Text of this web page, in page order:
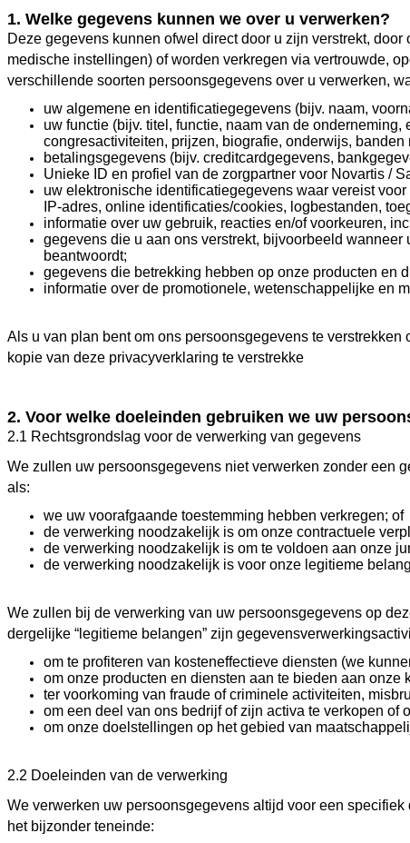
1. Welke gegevens kunnen we over u verwerken?
Deze gegevens kunnen ofwel direct door u zijn verstrekt,
medische instellingen) of worden verkregen via vertrouwde,
verschillende soorten persoonsgegevens over u verwerken,
uw algemene en identificatiegegevens (bijv. naam,
uw functie (bijv. titel, functie, naam van de
congresactiviteiten, prijzen, biografie, onderwijs,
betalingsgegevens (bijv. creditcardgegevens,
Unieke ID en profiel van de zorgpartner voor Novartis /
uw elektronische identificatiegegevens waar vereist
IP-adres, online identificaties/cookies, logbestanden,
informatie over uw gebruik, reacties en/of voorkeuren,
gegevens die u aan ons verstrekt, bijvoorbeeld
beantwoordt;
gegevens die betrekking hebben op onze producten en
informatie over de promotionele, wetenschappelijke en
Als u van plan bent om ons persoonsgegevens te
kopie van deze privacyverklaring te verstrekke
2. Voor welke doeleinden gebruiken we uw
2.1 Rechtsgrondslag voor de verwerking van gegevens
We zullen uw persoonsgegevens niet verwerken zonder een
als:
we uw voorafgaande toestemming hebben verkregen; of
de verwerking noodzakelijk is om onze contractuele
de verwerking noodzakelijk is om te voldoen aan onze
de verwerking noodzakelijk is voor onze legitieme
We zullen bij de verwerking van uw persoonsgegevens op
dergelijke “legitieme belangen” zijn
om te profiteren van kosteneffectieve diensten (we
om onze producten en diensten aan te bieden aan onze
ter voorkoming van fraude of criminele activiteiten,
om een deel van ons bedrijf of zijn activa te verkopen
om onze doelstellingen op het gebied van
2.2 Doeleinden van de verwerking
We verwerken uw persoonsgegevens altijd voor een
het bijzonder teneinde: